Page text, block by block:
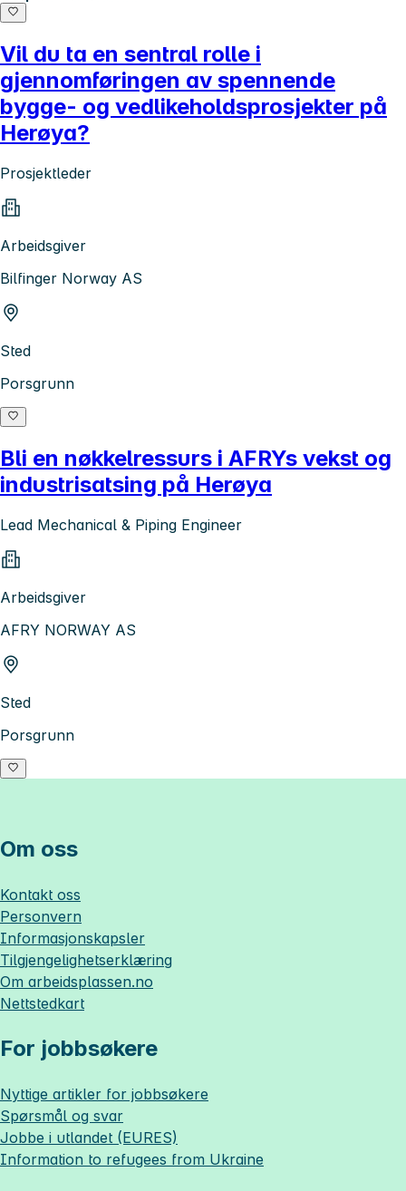
Vil du ta en sentral rolle i
gjennomføringen av spennende
bygge- og vedlikeholdsprosjekter på
Herøya?
Prosjektleder
Arbeidsgiver
Bilfinger Norway AS
Sted
Porsgrunn
Bli en nøkkelressurs i AFRYs vekst og
industrisatsing på Herøya
Lead Mechanical & Piping Engineer
Arbeidsgiver
AFRY NORWAY AS
Sted
Porsgrunn
Om oss
Kontakt oss
Personvern
Informasjonskapsler
Tilgjengelighetserklæring
Om arbeidsplassen.no
Nettstedkart
For jobbsøkere
Nyttige artikler for jobbsøkere
Spørsmål og svar
Jobbe i utlandet (EURES)
Information to refugees from Ukraine